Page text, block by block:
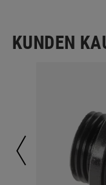
KUNDEN